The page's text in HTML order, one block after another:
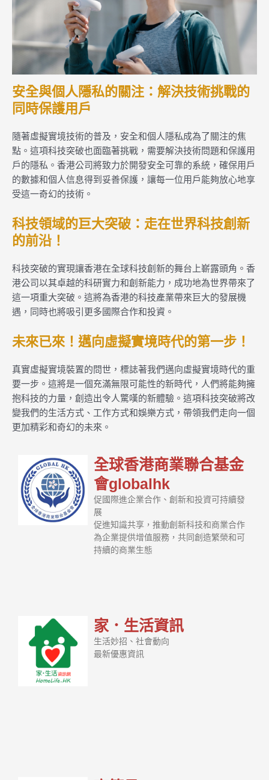
安全與個人隱私的關注：解決技術挑戰的
同時保護用戶
隨著虛擬實境技術的普及，安全和個人隱私成為了關注的焦
點。這項科技突破也面臨著挑戰，需要解決技術問題和保護用
戶的隱私。香港公司將致力於開發安全可靠的系統，確保用戶
的數據和個人信息得到妥善保護，讓每一位用戶能夠放心地享
受這一奇幻的技術。
科技領域的巨大突破：走在世界科技創新
的前沿！
科技突破的實現讓香港在全球科技創新的舞台上嶄露頭角。香
港公司以其卓越的科研實力和創新能力，成功地為世界帶來了
這一項重大突破。這將為香港的科技產業帶來巨大的發展機
遇，同時也將吸引更多國際合作和投資。
未來已來！邁向虛擬實境時代的第一步！
真實虛擬實境裝置的問世，標誌著我們邁向虛擬實境時代的重
要一步。這將是一個充滿無限可能性的新時代，人們將能夠擁
抱科技的力量，創造出令人驚嘆的新體驗。這項科技突破將改
變我們的生活方式、工作方式和娛樂方式，帶領我們走向一個
更加精彩和奇幻的未來。
全球香港商業聯合基金
會globalhk
促國際進企業合作、創新和投資可持續發
展
促進知識共享，推動創新科技和商業合作
為企業提供增值服務，共同創造繁榮和可
持續的商業生態
家．生活資訊
生活妙招、社會動向
最新優惠資訊